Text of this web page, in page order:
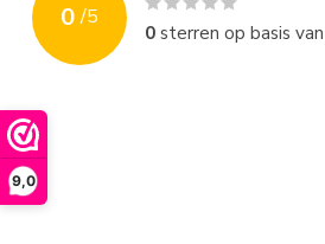
9,0
0 /5
0sterren op basis van